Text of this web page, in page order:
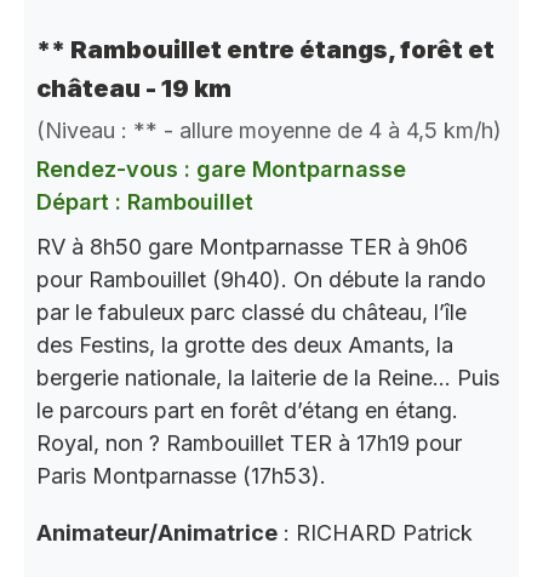
** Rambouillet entre étangs, forêt et
château - 19 km
(Niveau : ** - allure moyenne de 4 à 4,5 km/h)
Rendez-vous : gare Montparnasse
Départ : Rambouillet
RV à 8h50 gare Montparnasse TER à 9h06
pour Rambouillet (9h40). On débute la rando
par le fabuleux parc classé du château, l’île
des Festins, la grotte des deux Amants, la
bergerie nationale, la laiterie de la Reine… Puis
le parcours part en forêt d’étang en étang.
Royal, non ? Rambouillet TER à 17h19 pour
Paris Montparnasse (17h53).
Animateur/Animatrice : RICHARD Patrick